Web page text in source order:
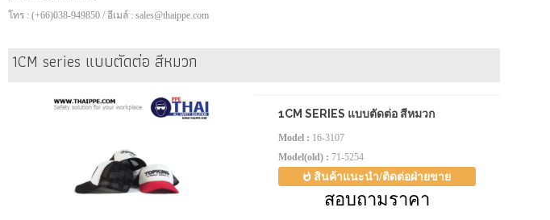
โทร : (+66)038-949850 / อีเมล์ : sales@thaippe.com
1CM series แบบตัดต่อ สีหมวก
1CM SERIES แบบตัดต่อ สีหมวก
Model : 16-3107
Model(old) : 71-5254
สินค้าแนะนำ/ติดต่อฝ่ายขาย
สอบถามราคา